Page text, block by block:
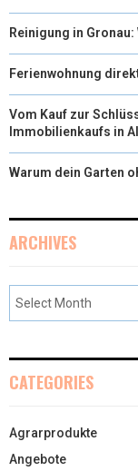
Reinigung in
Ferienwohnung
Vom Kauf zur
Immobilienkaufs in
Warum dein Garten
ARCHIVES
CATEGORIES
Agrarprodukte
Angebote